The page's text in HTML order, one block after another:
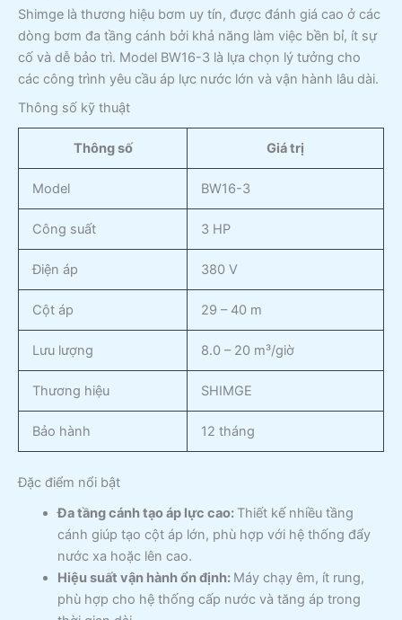
Shimge là thương hiệu bơm uy tín, được đánh giá cao ở các
dòng bơm đa tầng cánh bởi khả năng làm việc bền bỉ, ít sự
cố và dễ bảo trì. Model BW16-3 là lựa chọn lý tưởng cho
các công trình yêu cầu áp lực nước lớn và vận hành lâu dài.
Thông số kỹ thuật
Thông số Giá trị
Model BW16-3
Công suất 3 HP
Điện áp 380 V
Cột áp 29 – 40 m
Lưu lượng 8.0 – 20 m³/giờ
Thương hiệu SHIMGE
Bảo hành 12 tháng
Đặc điểm nổi bật
Đa tầng cánh tạo áp lực cao: Thiết kế nhiều tầng
cánh giúp tạo cột áp lớn, phù hợp với hệ thống đẩy
nước xa hoặc lên cao.
Hiệu suất vận hành ổn định: Máy chạy êm, ít rung,
phù hợp cho hệ thống cấp nước và tăng áp trong